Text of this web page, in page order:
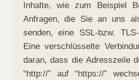
Inhalte, wie zum Beispiel
Anfragen, die Sie an uns
senden, eine SSL-bzw. TLS-
Eine verschlüsselte
daran, dass die Adresszeile
“http://” auf “https://”